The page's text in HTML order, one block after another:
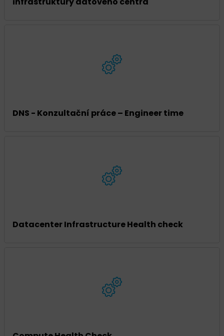
DNS - Konzultační práce – Engineer time
Datacenter Infrastructure Health check